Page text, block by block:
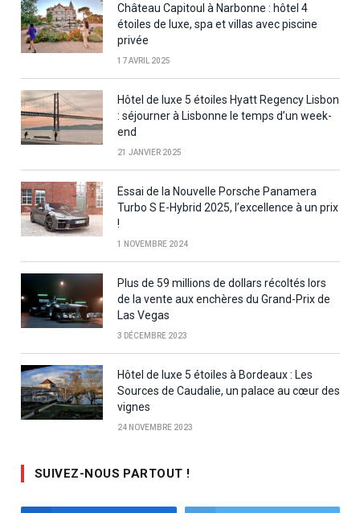
Château Capitoul à Narbonne : hôtel 4
étoiles de luxe, spa et villas avec piscine
privée
17 AVRIL 2025
Hôtel de luxe 5 étoiles Hyatt Regency Lisbon
: séjourner à Lisbonne le temps d’un week-
end
21 JANVIER 2025
Essai de la Nouvelle Porsche Panamera
Turbo S E-Hybrid 2025, l’excellence à un prix
!
1 NOVEMBRE 2024
Plus de 59 millions de dollars récoltés lors
de la vente aux enchères du Grand-Prix de
Las Vegas
3 DÉCEMBRE 2023
Hôtel de luxe 5 étoiles à Bordeaux : Les
Sources de Caudalie, un palace au cœur des
vignes
24 NOVEMBRE 2023
SUIVEZ-NOUS PARTOUT !